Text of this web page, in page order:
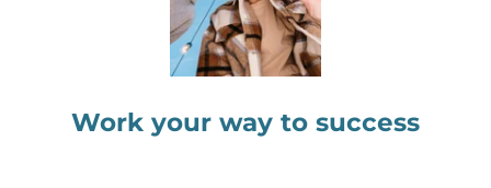
Work your way to success